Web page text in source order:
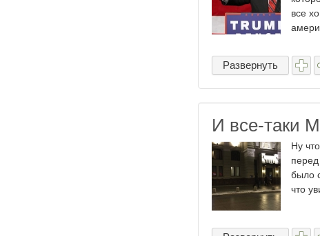
все
Развернуть
И все-таки
Ну
было
что